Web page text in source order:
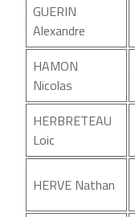
GUERIN
Alexandre
HAMON
Nicolas
HERBRETEAU
Loic
HERVE Nathan